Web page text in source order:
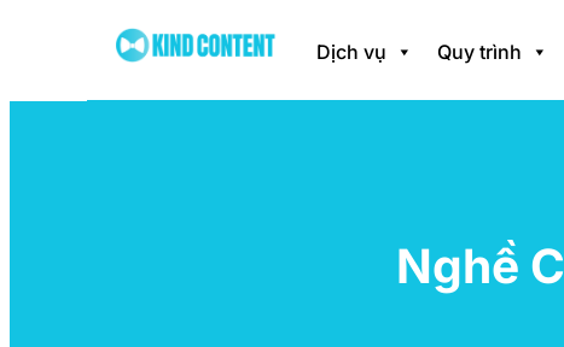
Dịch vụ Quy trình
Nghề